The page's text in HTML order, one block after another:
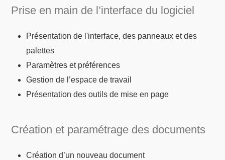
Prise en main de l’interface du logiciel
Présentation de l'interface, des panneaux et des
palettes
Paramètres et préférences
Gestion de l’espace de travail
Présentation des outils de mise en page
Création et paramétrage des documents
Création d’un nouveau document